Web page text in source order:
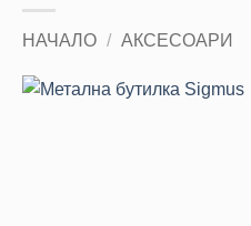
НАЧАЛО / АКСЕСОАРИ